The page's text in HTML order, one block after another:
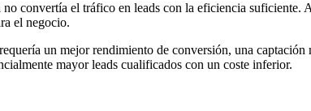
convertía el tráfico en leads con la eficiencia
el negocio.
un mejor rendimiento de conversión, una
mayor leads cualificados con un coste inferior.